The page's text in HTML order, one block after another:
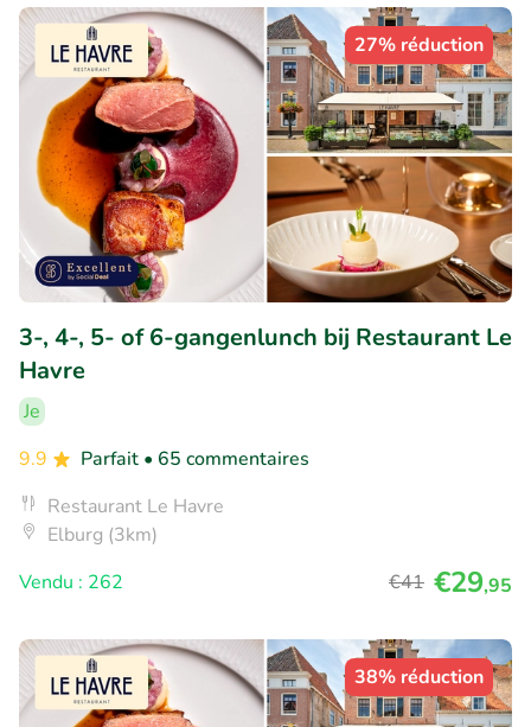
27% réduction
3-, 4-, 5- of 6-gangenlunch bij Restaurant Le
Havre
Je
9.9
Parfait • 65 commentaires
Restaurant Le Havre
Elburg (3km)
Vendu : 262
€41 €29,95
38% réduction